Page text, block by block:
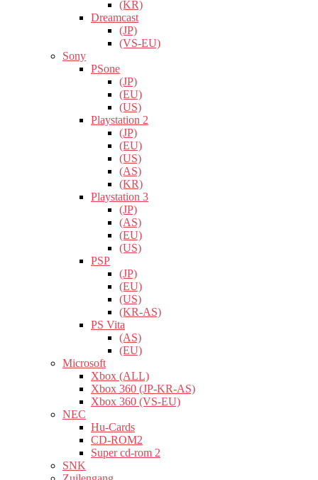
(KR)
Dreamcast
(JP)
(VS-EU)
Sony
PSone
(JP)
(EU)
(US)
Playstation 2
(JP)
(EU)
(US)
(AS)
(KR)
Playstation 3
(JP)
(AS)
(EU)
(US)
PSP
(JP)
(EU)
(US)
(KR-AS)
PS Vita
(AS)
(EU)
Microsoft
Xbox (ALL)
Xbox 360 (JP-KR-AS)
Xbox 360 (VS-EU)
NEC
Hu-Cards
CD-ROM2
Super cd-rom 2
SNK